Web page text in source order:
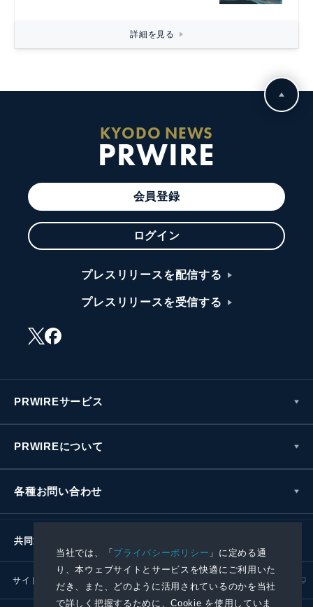
当社では、「プライバシーポリシー 」に定める通
り、本ウェブサイトとサービスを快適にご利用いた
だき、また、どのように活用されているのかを当社
で詳しく把握するために、Cookie を使用していま
詳細を見る
KYODO NEWS
PRWIRE
会員登録
ログイン
プレスリリースを配信する
プレスリリースを受信する
PRWIREサービス
PRWIREについて
各種お問い合わせ
共同通信社グループ
サイトポリシー プライバシーポリシー